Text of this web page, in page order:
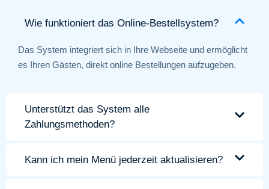
Wie funktioniert das Online-Bestellsystem?
Das System integriert sich in Ihre Webseite und ermöglicht
es Ihren Gästen, direkt online Bestellungen aufzugeben.
Unterstützt das System alle
Zahlungsmethoden?
Kann ich mein Menü jederzeit aktualisieren?